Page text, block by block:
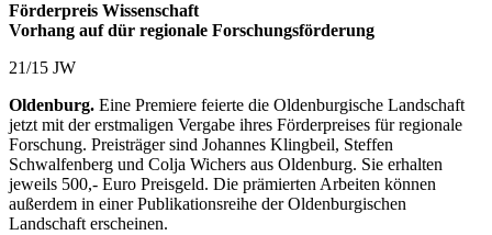
Förderpreis Wissenschaft
Vorhang auf dür regionale Forschungsförderung
21/15 JW
Oldenburg. Eine Premiere feierte die Oldenburgische Landschaft
jetzt mit der erstmaligen Vergabe ihres Förderpreises für regionale
Forschung. Preisträger sind Johannes Klingbeil, Steffen
Schwalfenberg und Colja Wichers aus Oldenburg. Sie erhalten
jeweils 500,- Euro Preisgeld. Die prämierten Arbeiten können
außerdem in einer Publikationsreihe der Oldenburgischen
Landschaft erscheinen.